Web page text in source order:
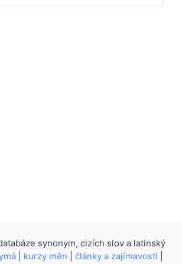
synonym, cizích slov a latinský
kurzy měn články a zajímavosti